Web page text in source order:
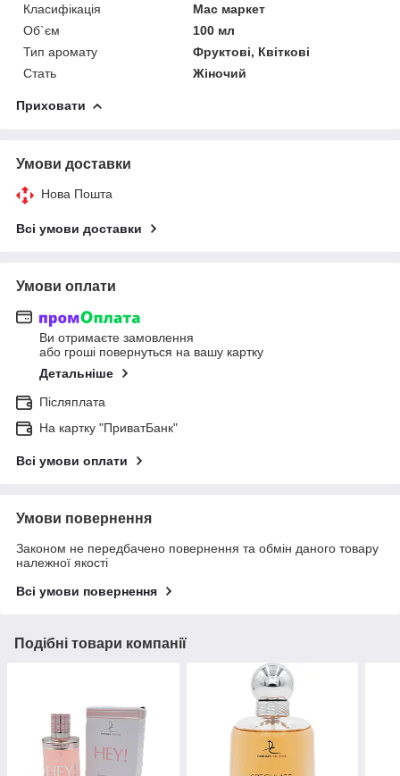
Класифікація
Мас маркет
Об`єм
100 мл
Тип аромату
Фруктові, Квіткові
Стать
Жіночий
Приховати
Умови доставки
Нова Пошта
Всі умови доставки
Умови оплати
Ви отримаєте замовлення
або гроші повернуться на вашу картку
Детальніше
Післяплата
На картку "ПриватБанк"
Всі умови оплати
Умови повернення
Законом не передбачено повернення та обмін даного товару
належної якості
Всі умови повернення
Подібні товари компанії